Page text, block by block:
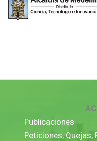
Publicaciones
Peticiones, Quejas,